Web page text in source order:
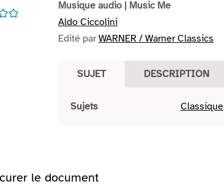
Musique audio | Music Me
Aldo Ciccolini
Edité parWARNER / Warner Classics
SUJET DESCRIPTION
Sujets Classique
le document